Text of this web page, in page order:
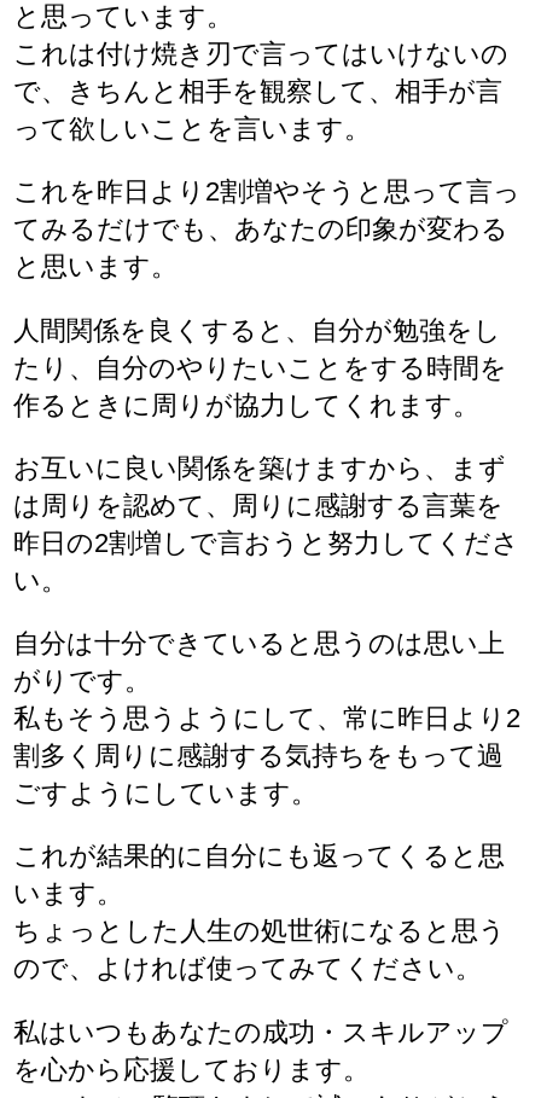
と思っています。
これは付け焼き刃で言ってはいけないの
で、きちんと相手を観察して、相手が言
って欲しいことを言います。
これを昨日より2割増やそうと思って言っ
てみるだけでも、あなたの印象が変わる
と思います。
人間関係を良くすると、自分が勉強をし
たり、自分のやりたいことをする時間を
作るときに周りが協力してくれます。
お互いに良い関係を築けますから、まず
は周りを認めて、周りに感謝する言葉を
昨日の2割増しで言おうと努力してくださ
い。
自分は十分できていると思うのは思い上
がりです。
私もそう思うようにして、常に昨日より2
割多く周りに感謝する気持ちをもって過
ごすようにしています。
これが結果的に自分にも返ってくると思
います。
ちょっとした人生の処世術になると思う
ので、よければ使ってみてください。
私はいつもあなたの成功・スキルアップ
を心から応援しております。